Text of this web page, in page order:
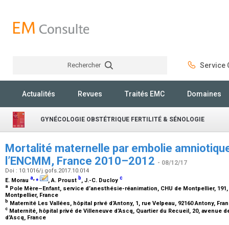
Rechercher Service
Actualités Revues Traités EMC Domaines
GYNÉCOLOGIE OBSTÉTRIQUE FERTILITÉ & SÉNOLOGIE
Mortalité maternelle par embolie
l’ENCMM, France 2010–2012 - 08/12/17
Doi : 10.1016/j.gofs.2017.10.014
E. Morau a,⁎ , A. Proust b, J.-C. Ducloy c
a Pole Mère–Enfant, service d’anesthésie-réanimation, CHU de Montpellier,
Montpellier, France
b Maternité Les Vallées, hôpital privé d’Antony, 1, rue Velpeau, 92160 Antony,
c Maternité, hôpital privé de Villeneuve d’Ascq, Quartier du Recueil, 20, avenue
d’Ascq, France